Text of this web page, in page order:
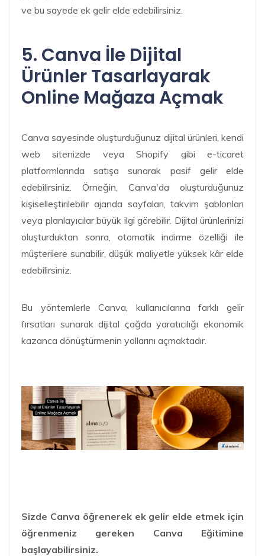
ve bu sayede ek gelir elde edebilirsiniz.
5. Canva İle Dijital
Ürünler Tasarlayarak
Online Mağaza Açmak
Canva sayesinde oluşturduğunuz dijital ürünleri, kendi
web sitenizde veya Shopify gibi e-ticaret
platformlarında satışa sunarak pasif gelir elde
edebilirsiniz. Örneğin, Canva'da oluşturduğunuz
kişiselleştirilebilir ajanda sayfaları, takvim şablonları
veya planlayıcılar büyük ilgi görebilir. Dijital ürünlerinizi
oluşturduktan sonra, otomatik indirme özelliği ile
müşterilere sunabilir, düşük maliyetle yüksek kâr elde
edebilirsiniz.
Bu yöntemlerle Canva, kullanıcılarına farklı gelir
fırsatları sunarak dijital çağda yaratıcılığı ekonomik
kazanca dönüştürmenin yollarını açmaktadır.
Sizde Canva öğrenerek ek gelir elde etmek için
öğrenmeniz gereken Canva Eğitimine
başlayabilirsiniz.